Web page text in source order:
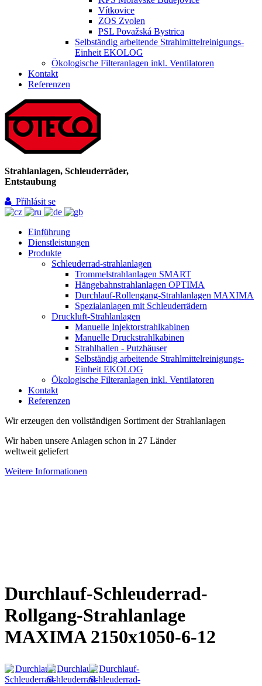
Vítkovice
ZOS Zvolen
PSL Považská Bystrica
Selbständig arbeitende Strahlmittelreinigungs-
Einheit EKOLOG
Ökologische Filteranlagen inkl. Ventilatoren
Kontakt
Referenzen
Strahlanlagen, Schleuderräder,
Entstaubung
Přihlásit se
Einführung
Dienstleistungen
Produkte
Schleuderrad-strahlanlagen
Trommelstrahlanlagen SMART
Hängebahnstrahlanlagen OPTIMA
Durchlauf-Rollengang-Strahlanlagen MAXIMA
Spezialanlagen mit Schleuderrädern
Druckluft-Strahlanlagen
Manuelle Injektorstrahlkabinen
Manuelle Druckstrahlkabinen
Strahlhallen - Putzhäuser
Selbständig arbeitende Strahlmittelreinigungs-
Einheit EKOLOG
Ökologische Filteranlagen inkl. Ventilatoren
Kontakt
Referenzen
Wir erzeugen den vollständigen Sortiment der Strahlanlagen
Wir haben unsere Anlagen schon in 27 Länder
weltweit geliefert
Weitere Informationen
Durchlauf-Schleuderrad-
Rollgang-Strahlanlage
MAXIMA 2150x1050-6-12